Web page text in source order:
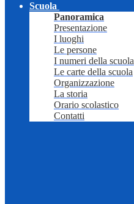
Scuola
Panoramica
Presentazione
I luoghi
Le persone
I numeri della scuola
Le carte della scuola
Organizzazione
La storia
Orario scolastico
Contatti